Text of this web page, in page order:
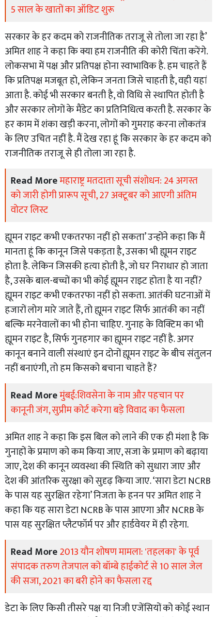
5 साल के खातों का ऑडिट शुरू
सरकार के हर कदम को राजनीतिक तराजू से तोला जा रहा है’
अमित शाह ने कहा कि क्या हम राजनीति की कोरी चिंता करेंगे.
लोकसभा में पक्ष और प्रतिपक्ष होना स्वाभाविक है. हम चाहते हैं
कि प्रतिपक्ष मजबूत हो, लेकिन जनता जिसे चाहती है, वही यहां
आता है. कोई भी सरकार बनती है, वो विधि से स्थापित होती है
और सरकार लोगों के मैंडेट का प्रतिनिधित्व करती है. सरकार के
हर काम में शंका खड़ी करना, लोगों को गुमराह करना लोकतंत्र
के लिए उचित नहीं है. मैं देख रहा हूं कि सरकार के हर कदम को
राजनीतिक तराजू से ही तोला जा रहा है.
Read Moreमहाराष्ट्र मतदाता सूची संशोधन: 24 अगस्त
को जारी होगी प्रारूप सूची, 27 अक्टूबर को आएगी अंतिम
वोटर लिस्ट
ह्यूमन राइट कभी एकतरफा नहीं हो सकता’ उन्होंने कहा कि मैं
मानता हूं कि कानून जिसे पकड़ता है, उसका भी ह्यूमन राइट
होता है. लेकिन जिसकी हत्या होती है, जो घर निराधार हो जाता
है, उसके बाल-बच्चों का भी कोई ह्यूमन राइट होता है या नहीं?
ह्यूमन राइट कभी एकतरफा नहीं हो सकता. आतंकी घटनाओं में
हजारों लोग मारे जाते हैं, तो ह्यूमन राइट सिर्फ आतंकी का नहीं
बल्कि मरनेवालों का भी होना चाहिए. गुनाह के विक्टिम का भी
ह्यूमन राइट है, सिर्फ गुनहगार का ह्यूमन राइट नहीं है. अगर
कानून बनाने वाली संस्थाएं इन दोनों ह्यूमन राइट के बीच संतुलन
नहीं बनाएंगी, तो हम किसको बचाना चाहते हैं?
Read Moreमुंबई:शिवसेना के नाम और पहचान पर
कानूनी जंग, सुप्रीम कोर्ट करेगा बड़े विवाद का फैसला
अमित शाह ने कहा कि इस बिल को लाने की एक ही मंशा है कि
गुनाहों के प्रमाण को कम किया जाए, सजा के प्रमाण को बढ़ाया
जाए, देश की कानून व्यवस्था की स्थिति को सुधारा जाए और
देश की आंतरिक सुरक्षा को सुदृढ़ किया जाए. ‘सारा डेटा NCRB
के पास यह सुरक्षित रहेगा’ निजता के हनन पर अमित शाह ने
कहा कि यह सारा डेटा NCRB के पास आएगा और NCRB के
पास यह सुरक्षित प्लैटफॉर्म पर और हार्डवेयर में ही रहेगा.
Read More2013 यौन शोषण मामला: 'तहलका' के पूर्व
संपादक तरुण तेजपाल को बॉम्बे हाईकोर्ट से 10 साल जेल
की सजा, 2021 का बरी होने का फैसला रद्द
डेटा के लिए किसी तीसरे पक्ष या निजी एजेंसियों को कोई स्थान